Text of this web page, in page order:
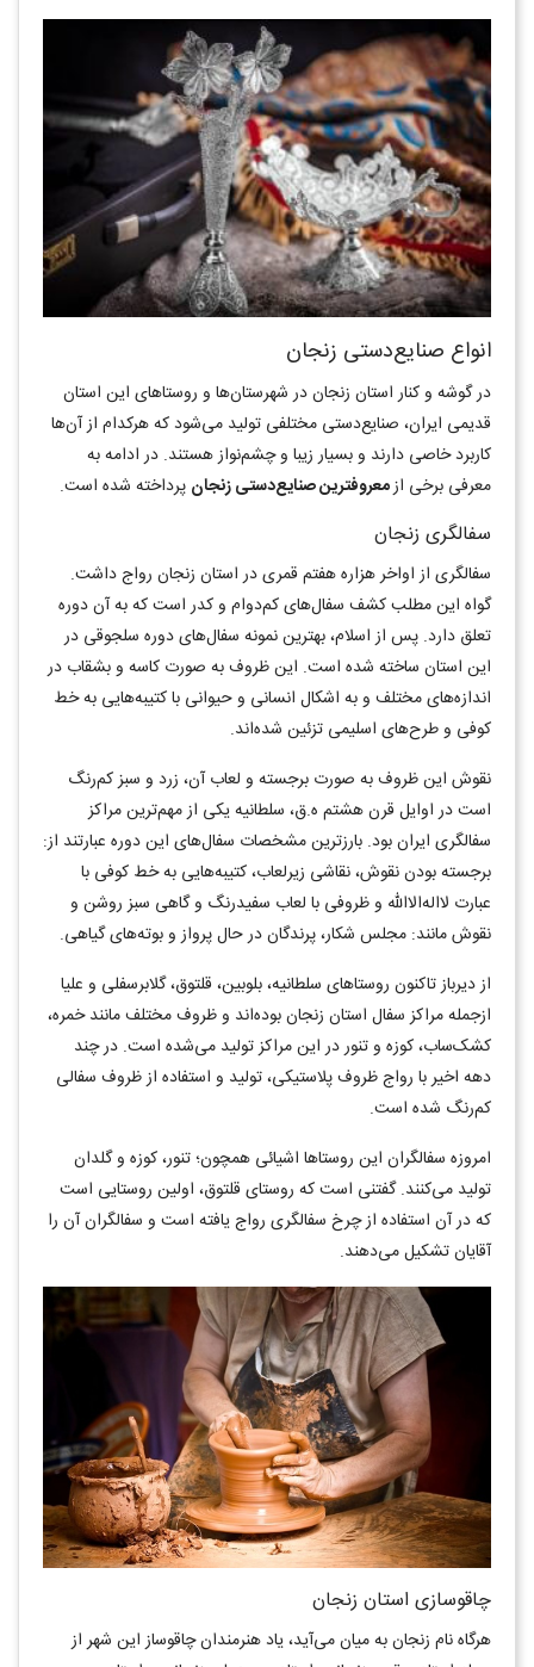
انواع صنایع‌دستی زنجان
در گوشه و کنار استان زنجان در شهرستان‌ها و روستاهای این استان
قدیمی ایران، صنایع‌دستی مختلفی تولید می‌شود که هرکدام از آن‌ها
کاربرد خاصی دارند و بسیار زیبا و چشم‌نواز هستند. در ادامه به
معرفی برخی ازمعروف‎ترین صنایع‌دستی زنجان پرداخته شده است.
سفالگری زنجان
سفالگری از اواخر هزاره هفتم قمری در استان زنجان رواج داشت.
گواه این مطلب کشف سفال‌های کم‌دوام و کدر است که به آن دوره
تعلق دارد. پس از اسلام، بهترین نمونه سفال‌های دوره سلجوقی در
این استان ساخته شده است. این ظروف به صورت کاسه و بشقاب در
اندازه‌های مختلف و به اشکال انسانی و حیوانی با کتیبه‌هایی به خط
کوفی و طرح‌های اسلیمی تزئین شده‌اند.
نقوش این ظروف به صورت برجسته و لعاب آن، زرد و سبز کم‌رنگ
است در اوایل قرن هشتم ه.ق، سلطانیه یکی از مهم‌ترین مراکز
سفالگری ایران بود. بارزترین مشخصات سفال‌های این دوره عبارتند از:
برجسته بودن نقوش، نقاشی زیرلعاب، کتیبه‌هایی به خط کوفی با
عبارت لااله‌الا‌الله و ظروفی با لعاب سفیدرنگ و گاهی سبز روشن و
نقوش مانند: مجلس شکار، پرندگان در حال پرواز و بوته‌های گیاهی.
از دیرباز تاکنون روستاهای سلطانیه، بلوبین، قلتوق، گلابرسفلی و علیا
ازجمله مراکز سفال استان زنجان بوده‌اند و ظروف مختلف مانند خمره،
کشک‌ساب، کوزه و تنور در این مراکز تولید می‌شده است. در چند
دهه اخیر با رواج ظروف پلاستیکی، تولید و استفاده از ظروف سفالی
کم‌رنگ شده است.
امروزه سفالگران این روستاها اشیائی همچون؛ تنور، کوزه و گلدان
تولید می‌کنند. گفتنی است که روستای قلتوق، اولین روستایی است
که در آن استفاده از چرخ سفالگری رواج یافته است و سفالگران آن را
آقایان تشکیل می‌دهند.
چاقوسازی استان زنجان
هرگاه نام زنجان به میان می‌آید، یاد هنرمندان چاقوساز این شهر از